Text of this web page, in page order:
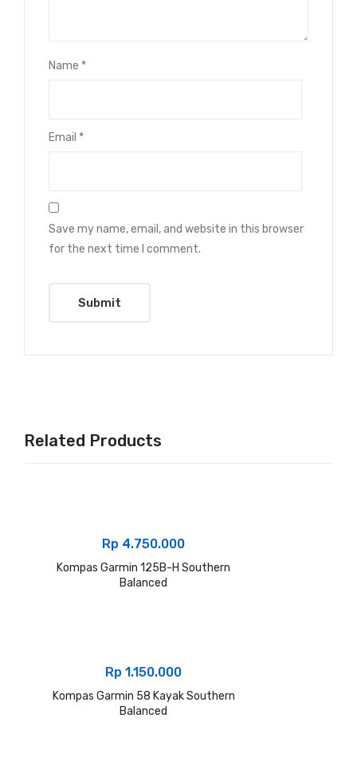
Name *
Email *
Save my name, email, and website in this browser
for the next time I comment.
Related Products
Rp 4.750.000
Kompas Garmin 125B-H Southern
Balanced
Rp 1.150.000
Kompas Garmin 58 Kayak Southern
Balanced